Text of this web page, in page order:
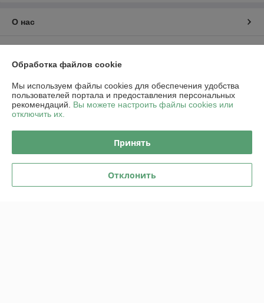
О нас
График работы
Полная версия сайта
Сайт создан на платформе Deal.by
Обработка файлов cookie
Мы используем файлы cookies для обеспечения удобства
пользователей портала и предоставления персональных
рекомендаций. Вы можете настроить файлы cookies или
отключить их.
Принять
Отклонить